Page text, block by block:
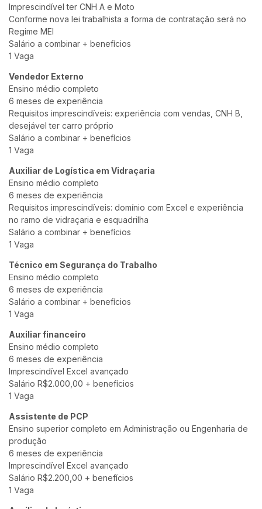
Imprescindível ter CNH A e Moto
Conforme nova lei trabalhista a forma de contratação será no
Regime MEI
Salário a combinar + benefícios
1 Vaga
Vendedor Externo
Ensino médio completo
6 meses de experiência
Requisitos imprescindíveis: experiência com vendas, CNH B,
desejável ter carro próprio
Salário a combinar + benefícios
1 Vaga
Auxiliar de Logística em Vidraçaria
Ensino médio completo
6 meses de experiência
Requisitos imprescindíveis: domínio com Excel e experiência
no ramo de vidraçaria e esquadrilha
Salário a combinar + benefícios
1 Vaga
Técnico em Segurança do Trabalho
Ensino médio completo
6 meses de experiência
Salário a combinar + benefícios
1 Vaga
Auxiliar financeiro
Ensino médio completo
6 meses de experiência
Imprescindível Excel avançado
Salário R$2.000,00 + benefícios
1 Vaga
Assistente de PCP
Ensino superior completo em Administração ou Engenharia de
produção
6 meses de experiência
Imprescindível Excel avançado
Salário R$2.200,00 + benefícios
1 Vaga